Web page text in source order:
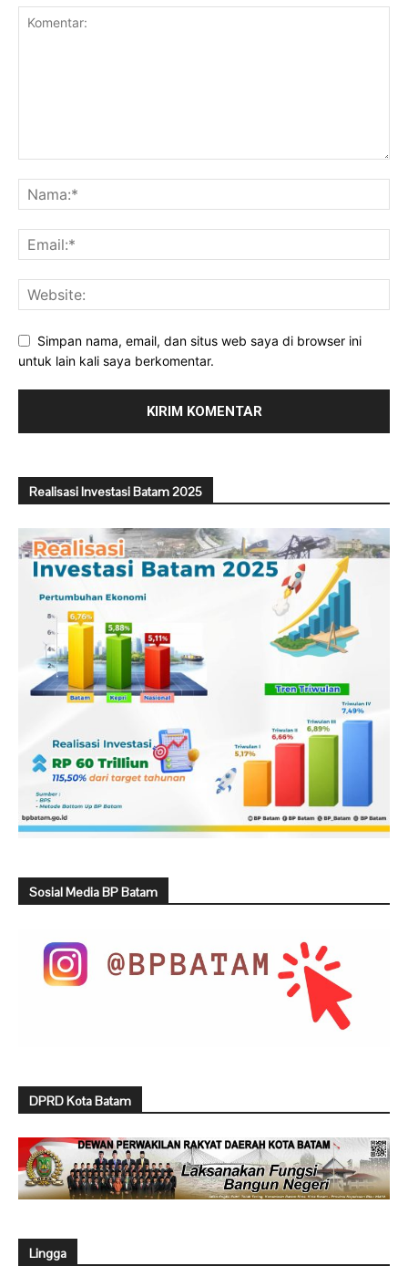
Simpan nama, email, dan situs web saya di browser ini
untuk lain kali saya berkomentar.
Realisasi Investasi Batam 2025
Sosial Media BP Batam
DPRD Kota Batam
Lingga